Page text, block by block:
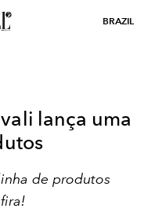
BRAZIL
lança uma
de produtos